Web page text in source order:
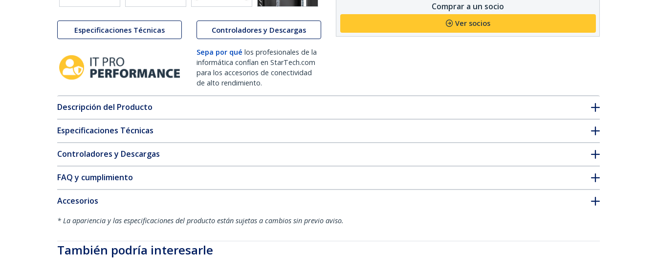
Especificaciones Técnicas Controladores y Descargas
Sepa por qué los profesionales de la
informática confían en StarTech.com
para los accesorios de conectividad
de alto rendimiento.
Comprar a un socio
Ver socios
Descripción del Producto
Especificaciones Técnicas
Controladores y Descargas
FAQ y cumplimiento
Accesorios
* La apariencia y las especificaciones del producto están sujetas a cambios sin previo aviso.
También podría interesarle